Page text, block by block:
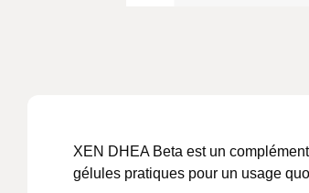
XEN DHEA Beta est un
gélules pratiques pour un usage